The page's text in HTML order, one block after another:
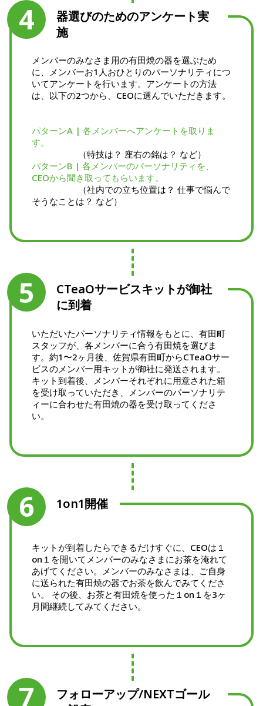
4
器選びのための​アンケート実
施​
メンバーのみなさま用の有田焼の器を選ぶため
に、メンバーお1人おひとりのパーソナリティにつ
いてアンケートを行います。アンケートの方法
は、以下の2つから、CEOに選んでいただきます。​
パターンA | 各メンバーへアンケートを取りま
す。
（特技は？ 座​右の銘は？ など）
パターンB | 各メンバーのパーソナリティを、
CEOから聞き取ってもらいます。
（社内​での立ち位置は？ 仕事で悩んで
そうなことは？ など）
5
CTeaOサービスキットが御社
に到着
いただいたパーソナリティ情報をもとに、有田町
スタッフが、各メンバーに合う有田焼を選びま
す。約1〜2ヶ月後、佐賀県有田町からCTeaOサー
ビスのメンバー用キットが御社に発送されます。
キット到着後、メンバーそれぞれに用意された箱
を受け取っていただき、メンバーのパーソナリテ
ィーに合わせた有田焼の器を受け取ってくださ
い。
6 1on1開催​
キットが到着したら​できるだけすぐに、CEOは１
on１を開いてメンバーのみなさまにお茶を淹れて
あげてください。メンバーのみなさまは、ご自身
に送られた有田焼の器でお茶を飲んでみてくださ
い。 その後、お茶と有田焼を使った１on１を3ヶ
月間継続してみてください。
7
フォローアップ/NEXTゴール